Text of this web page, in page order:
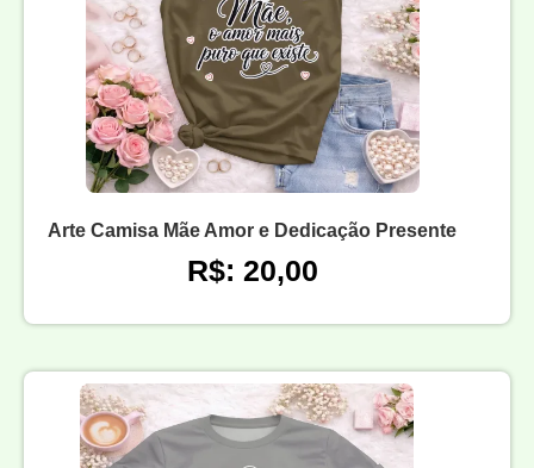
Arte Camisa Mãe Amor e Dedicação Presente
R$: 20,00